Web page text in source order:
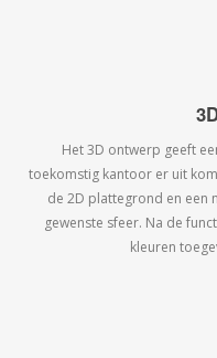
Het 3D ontwerp geeft
toekomstig kantoor er uit
de 2D plattegrond en
gewenste sfeer. Na de
kleuren